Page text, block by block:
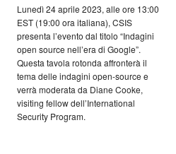
Lunedì 24 aprile 2023, alle ore 13:00
EST (19:00 ora italiana), CSIS
presenta l’evento dal titolo “Indagini
open source nell’era di Google”.
Questa tavola rotonda affronterà il
tema delle indagini open-source e
verrà moderata da Diane Cooke,
visiting fellow dell’International
Security Program.